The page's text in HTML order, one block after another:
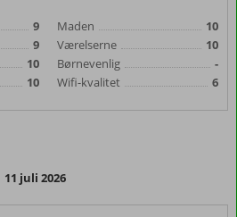
9
9
10
10
Maden
10
Værelserne
10
Børnevenlig
-
Wifi-kvalitet
6
11 juli 2026